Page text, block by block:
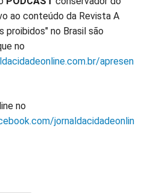
ao conteúdo da Revista A
proibidos" no Brasil são
no
apresen
no
jornaldacidadeonlin